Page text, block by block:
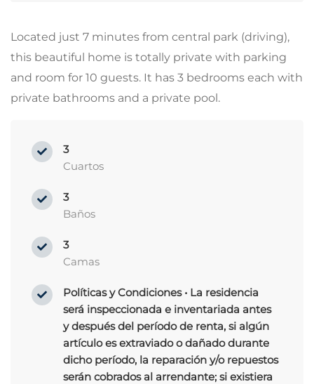
Located just 7 minutes from central park (driving),
this beautiful home is totally private with parking
and room for 10 guests. It has 3 bedrooms each with
private bathrooms and a private pool.
3
Cuartos
3
Baños
3
Camas
Políticas y Condiciones• La residencia
será inspeccionada e inventariada antes
y después del período de renta, si algún
artículo es extraviado o dañado durante
dicho período, la reparación y/o repuestos
serán cobrados al arrendante; si existiera